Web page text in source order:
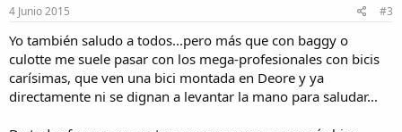
4 Junio 2015 #3
Yo también saludo a todos...pero más que con baggy o
culotte me suele pasar con los mega-profesionales con bicis
carísimas, que ven una bici montada en Deore y ya
directamente ni se dignan a levantar la mano para saludar...